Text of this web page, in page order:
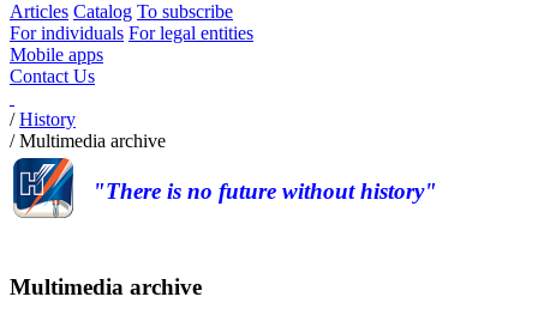
Articles Catalog To subscribe
For individuals For legal entities
Mobile apps
Contact Us
/History
/Multimedia archive
"There is no future without history"
Multimedia archive